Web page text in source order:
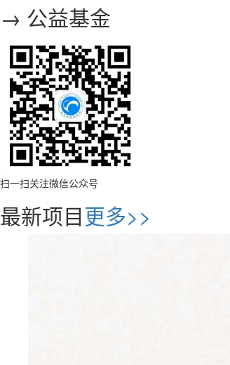
→ 公益基金
扫一扫关注微信公众号
最新项目更多>>